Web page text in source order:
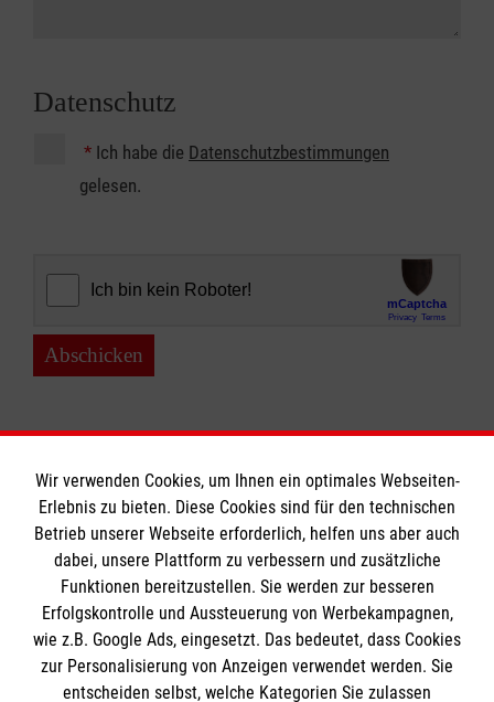
Datenschutz
* Ich habe die Datenschutzbestimmungen
gelesen.
Abschicken
Informationen
Impressum
Datenschutz
Barrierefreiheit
Die Malteser
Wir verwenden Cookies, um Ihnen ein optimales Webseiten-
Erlebnis zu bieten. Diese Cookies sind für den technischen
Betrieb unserer Webseite erforderlich, helfen uns aber auch
dabei, unsere Plattform zu verbessern und zusätzliche
Funktionen bereitzustellen. Sie werden zur besseren
Erfolgskontrolle und Aussteuerung von Werbekampagnen,
wie z.B. Google Ads, eingesetzt. Das bedeutet, dass Cookies
zur Personalisierung von Anzeigen verwendet werden. Sie
entscheiden selbst, welche Kategorien Sie zulassen